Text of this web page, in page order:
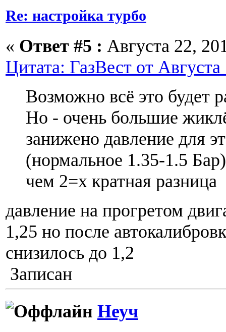
Re: настройка турбо
« Ответ #5 : Августа 22,
Цитата: ГазВест от
Возможно всё это будет
Но - очень большие
занижено давление для
(нормальное 1.35-1.5
чем 2=х кратная разница
давление на прогретом
1,25 но после
снизилось до 1,2
Записан
Неуч